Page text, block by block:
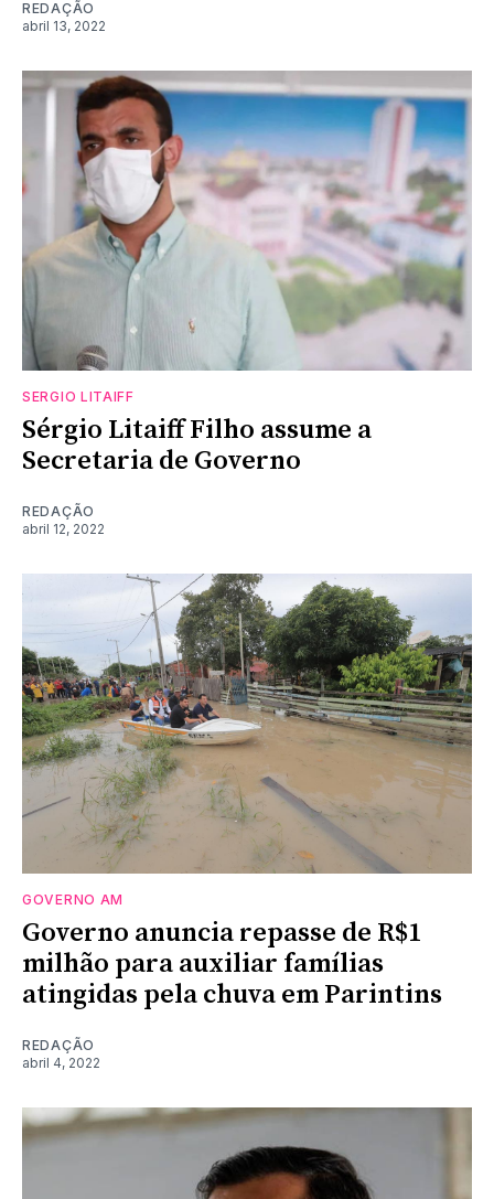
REDAÇÃO
abril 13, 2022
SERGIO LITAIFF
Sérgio Litaiff Filho assume a
Secretaria de Governo
REDAÇÃO
abril 12, 2022
GOVERNO AM
Governo anuncia repasse de R$1
milhão para auxiliar famílias
atingidas pela chuva em Parintins
REDAÇÃO
abril 4, 2022